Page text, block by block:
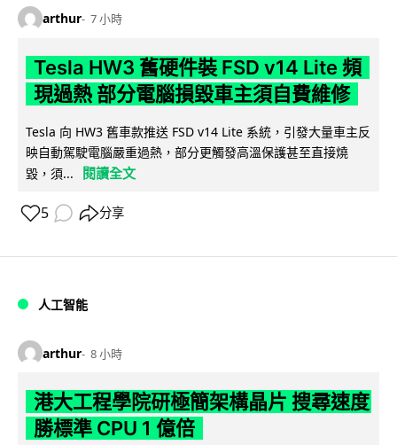
arthur 7 小時
Tesla HW3 舊硬件裝 FSD v14 Lite 頻
現過熱 部分電腦損毀車主須自費維修
Tesla 向 HW3 舊車款推送 FSD v14 Lite 系統，引發大量車主反
映自動駕駛電腦嚴重過熱，部分更觸發高溫保護甚至直接燒
毀，須...
閱讀全文
5 分享
人工智能
arthur 8 小時
港大工程學院研極簡架構晶片 搜尋速度
勝標準 CPU 1 億倍